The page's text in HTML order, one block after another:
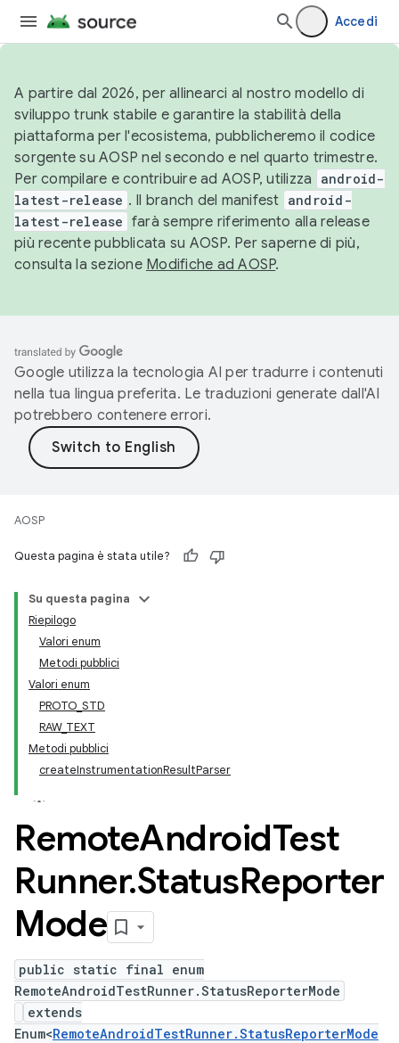
Accedi
A partire dal 2026, per allinearci al nostro modello di
sviluppo trunk stabile e garantire la stabilità della
piattaforma per l'ecosistema, pubblicheremo il codice
sorgente su AOSP nel secondo e nel quarto trimestre.
Per compilare e contribuire ad AOSP, utilizza
android-
latest-release . Il branch del manifest android-
latest-release farà sempre riferimento alla release
più recente pubblicata su AOSP. Per saperne di più,
consulta la sezione Modifiche ad AOSP.
Google utilizza la tecnologia AI per tradurre i contenuti
nella tua lingua preferita. Le traduzioni generate dall'AI
potrebbero contenere errori.
AOSP
Questa pagina è stata utile?
Su questa pagina
Riepilogo
Valori enum
Metodi pubblici
Valori enum
PROTO_STD
RAW_TEXT
Metodi pubblici
createInstrumentationResultParser
RemoteAndroidTest
Runner.StatusReporter
Mode
public static final enum
RemoteAndroidTestRunner.StatusReporterMode
extends
Enum<RemoteAndroidTestRunner.StatusReporterMode